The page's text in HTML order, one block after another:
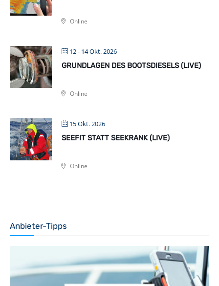
Online
12 - 14 Okt. 2026
GRUNDLAGEN DES BOOTSDIESELS (LIVE)
Online
15 Okt. 2026
SEEFIT STATT SEEKRANK (LIVE)
Online
Anbieter-Tipps